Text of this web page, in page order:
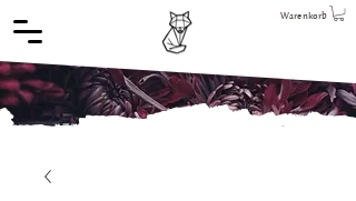
Warenkorb